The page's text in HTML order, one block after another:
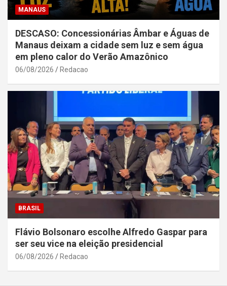
MANAUS
DESCASO: Concessionárias Âmbar e Águas de
Manaus deixam a cidade sem luz e sem água
em pleno calor do Verão Amazônico
06/08/2026 Redacao
BRASIL
Flávio Bolsonaro escolhe Alfredo Gaspar para
ser seu vice na eleição presidencial
06/08/2026 Redacao